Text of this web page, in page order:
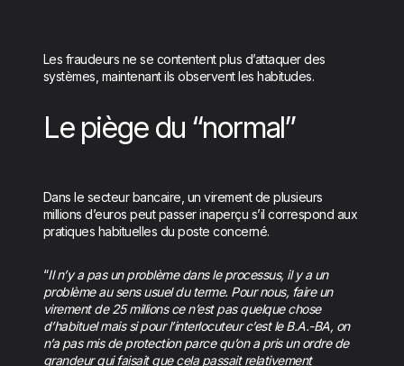
Les fraudeurs ne se contentent plus d’attaquer des
systèmes, maintenant ils observent les habitudes.
Le piège du “normal”
Dans le secteur bancaire, un virement de plusieurs
millions d’euros peut passer inaperçu s’il correspond aux
pratiques habituelles du poste concerné.
“Il n’y a pas un problème dans le processus, il y a un
problème au sens usuel du terme. Pour nous, faire un
virement de 25 millions ce n’est pas quelque chose
d’habituel mais si pour l’interlocuteur c’est le B.A.-BA, on
n’a pas mis de protection parce qu’on a pris un ordre de
grandeur qui faisait que cela passait relativement